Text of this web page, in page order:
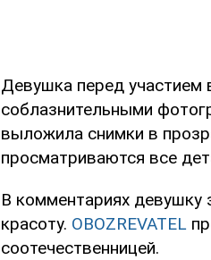
Девушка перед участием
соблазнительными
выложила снимки в
просматриваются все
В комментариях девушку
красоту. OBOZREVATEL
соотечественницей.